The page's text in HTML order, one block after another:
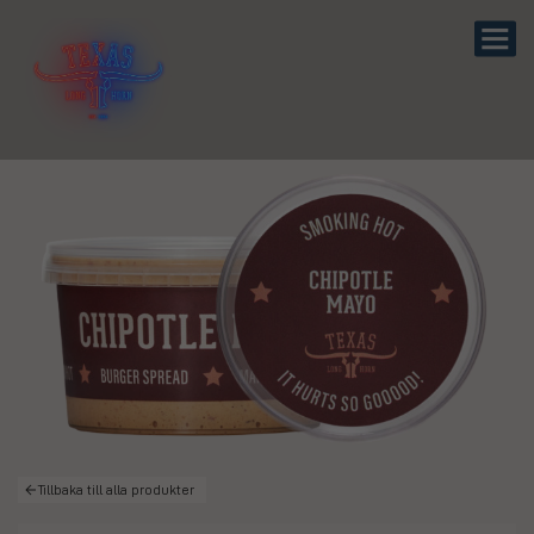
Tillbaka till alla produkter